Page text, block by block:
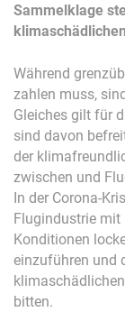
Sammelklage
Während
zahlen muss,
Gleiches gilt für
sind davon
der
zwischen und
In der Corona-
Flugindustrie
Konditionen
einzuführen und
bitten.